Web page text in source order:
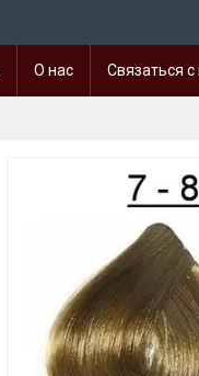
О нас Связаться